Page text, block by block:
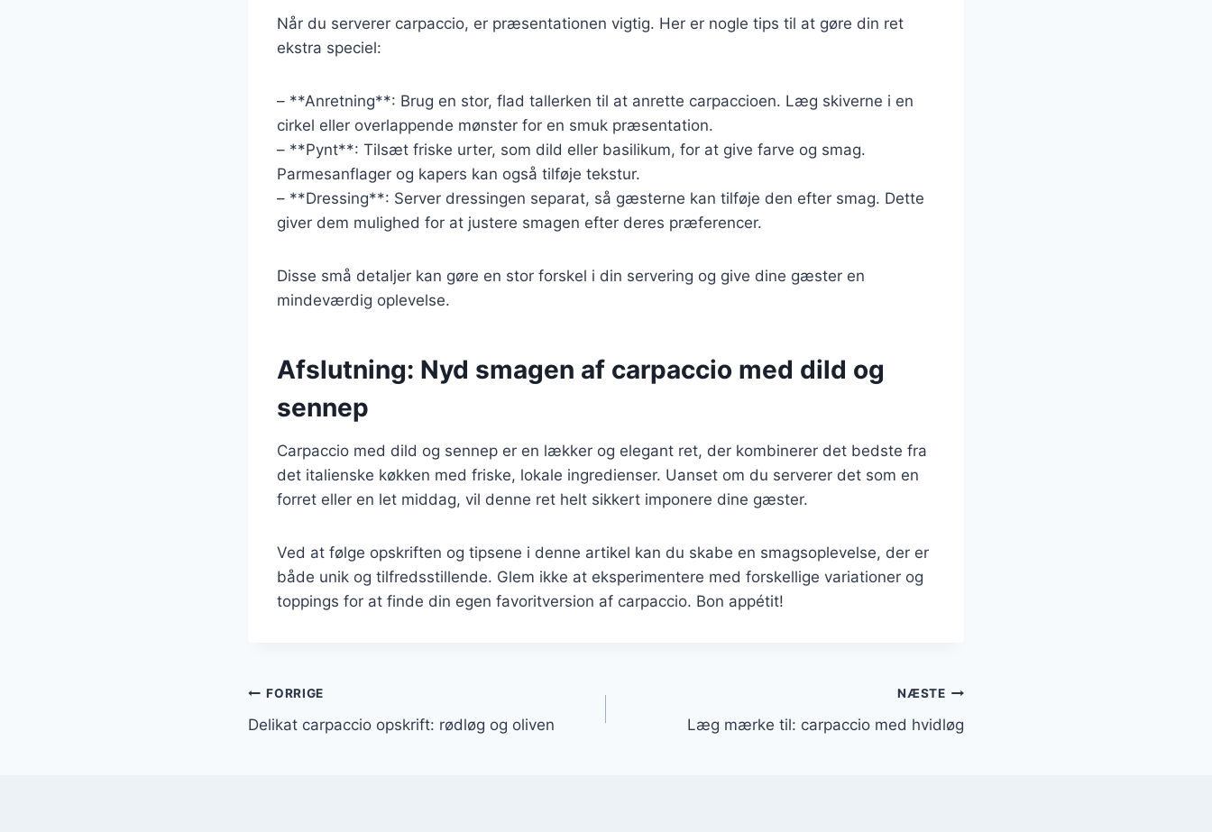
Når du serverer carpaccio, er præsentationen vigtig. Her er nogle tips til at gøre din ret
ekstra speciel:
– **Anretning**: Brug en stor, flad tallerken til at anrette carpaccioen. Læg skiverne i en
cirkel eller overlappende mønster for en smuk præsentation.
– **Pynt**: Tilsæt friske urter, som dild eller basilikum, for at give farve og smag.
Parmesanflager og kapers kan også tilføje tekstur.
– **Dressing**: Server dressingen separat, så gæsterne kan tilføje den efter smag. Dette
giver dem mulighed for at justere smagen efter deres præferencer.
Disse små detaljer kan gøre en stor forskel i din servering og give dine gæster en
mindeværdig oplevelse.
Afslutning: Nyd smagen af carpaccio med dild og
sennep
Carpaccio med dild og sennep er en lækker og elegant ret, der kombinerer det bedste fra
det italienske køkken med friske, lokale ingredienser. Uanset om du serverer det som en
forret eller en let middag, vil denne ret helt sikkert imponere dine gæster.
Ved at følge opskriften og tipsene i denne artikel kan du skabe en smagsoplevelse, der er
både unik og tilfredsstillende. Glem ikke at eksperimentere med forskellige variationer og
toppings for at finde din egen favoritversion af carpaccio. Bon appétit!
Indlægsnavigation
FORRIGE
Delikat carpaccio opskrift: rødløg og oliven
NÆSTE
Læg mærke til: carpaccio med hvidløg